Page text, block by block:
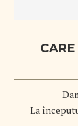
La